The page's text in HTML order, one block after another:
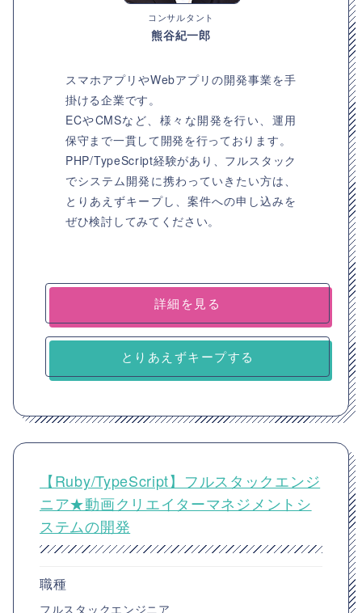
コンサルタント
熊谷紀一郎
スマホアプリやWebアプリの開発事業を手
掛ける企業です。
ECやCMSなど、様々な開発を行い、運用
保守まで一貫して開発を行っております。
PHP/TypeScript経験があり、フルスタック
でシステム開発に携わっていきたい方は、
とりあえずキープし、案件への申し込みを
ぜひ検討してみてください。
詳細を見る
とりあえずキープする
【Ruby/TypeScript】フルスタックエンジ
ニア★動画クリエイターマネジメントシ
ステムの開発
職種
フルスタックエンジニア